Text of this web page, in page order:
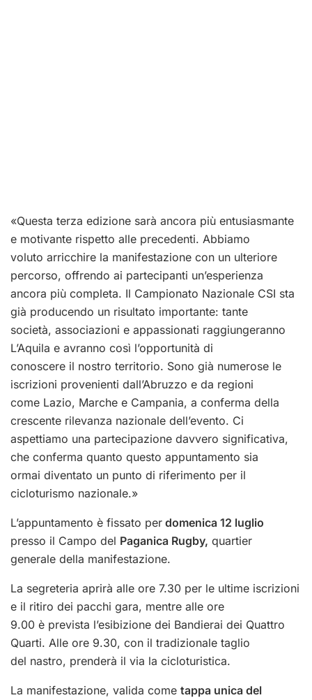
«Questa terza edizione sarà ancora più entusiasmante
e motivante rispetto alle precedenti. Abbiamo
voluto arricchire la manifestazione con un ulteriore
percorso, offrendo ai partecipanti un’esperienza
ancora più completa. Il Campionato Nazionale CSI sta
già producendo un risultato importante: tante
società, associazioni e appassionati raggiungeranno
L’Aquila e avranno così l’opportunità di
conoscere il nostro territorio. Sono già numerose le
iscrizioni provenienti dall’Abruzzo e da regioni
come Lazio, Marche e Campania, a conferma della
crescente rilevanza nazionale dell’evento. Ci
aspettiamo una partecipazione davvero significativa,
che conferma quanto questo appuntamento sia
ormai diventato un punto di riferimento per il
cicloturismo nazionale.»
L’appuntamento è fissato per domenica 12 luglio
presso il Campo del Paganica Rugby, quartier
generale della manifestazione.
La segreteria aprirà alle ore 7.30 per le ultime iscrizioni
e il ritiro dei pacchi gara, mentre alle ore
9.00 è prevista l’esibizione dei Bandierai dei Quattro
Quarti. Alle ore 9.30, con il tradizionale taglio
del nastro, prenderà il via la cicloturistica.
La manifestazione, valida come tappa unica del